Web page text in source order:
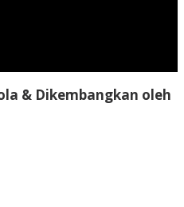
& Dikembangkan oleh